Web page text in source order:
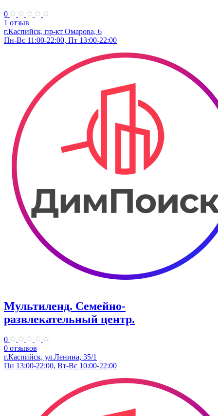
0
1 отзыв
г.Каспийск, пр-кт Омарова, 6
Пн-Вс 11:00-22:00, Пт 13:00-22:00
Мультиленд. ​Семейно-
развлекательный центр.
0
0 отзывов
г.Каспийск, ул.Ленина, 35/1
Пн 13:00-22:00, Вт-Вс 10:00-22:00